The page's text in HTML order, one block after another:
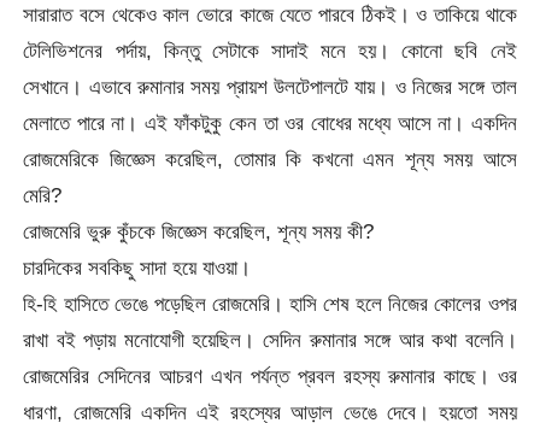
সারারাত বসে থেকেও কাল ভোরে কাজে যেতে পারবে ঠিকই। ও তাকিয়ে থাকে
টেলিভিশনের পর্দায়, কিন্তু সেটাকে সাদাই মনে হয়। কোনো ছবি নেই
সেখানে। এভাবে রুমানার সময় প্রায়শ উলটেপালটে যায়। ও নিজের সঙ্গে তাল
মেলাতে পারে না। এই ফাঁকটুকু কেন তা ওর বোধের মধ্যে আসে না। একদিন
রোজমেরিকে জিজ্ঞেস করেছিল, তোমার কি কখনো এমন শূন্য সময় আসে
মেরি?
রোজমেরি ভুরু কুঁচকে জিজ্ঞেস করেছিল, শূন্য সময় কী?
চারদিকের সবকিছু সাদা হয়ে যাওয়া।
হি-হি হাসিতে ভেঙে পড়েছিল রোজমেরি। হাসি শেষ হলে নিজের কোলের ওপর
রাখা বই পড়ায় মনোযোগী হয়েছিল। সেদিন রুমানার সঙ্গে আর কথা বলেনি।
রোজমেরির সেদিনের আচরণ এখন পর্যন্ত প্রবল রহস্য রুমানার কাছে। ওর
ধারণা, রোজমেরি একদিন এই রহস্যের আড়াল ভেঙে দেবে। হয়তো সময়